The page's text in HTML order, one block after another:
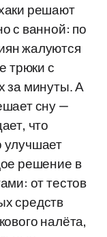
решают
с ванной: по
жалуются
трюки с
за минуты. А
сну —
что
улучшает
решение в
от тестов
средств
налёта,